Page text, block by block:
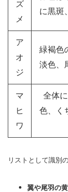
ズ
メ
に黒斑
ア
オ
ジ
緑褐色
淡色、
マ
ヒ
ワ
全体
色、く
リストとして識別
翼や尾羽の